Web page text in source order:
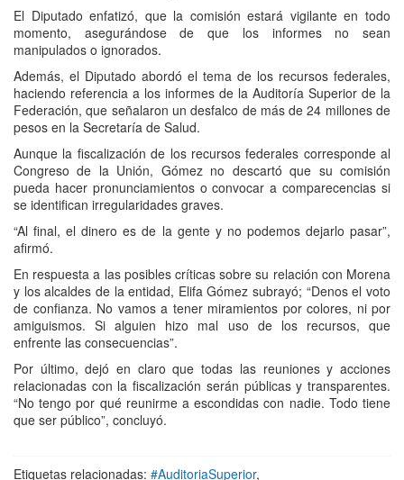
El Diputado enfatizó, que la comisión estará vigilante en todo
momento, asegurándose de que los informes no sean
manipulados o ignorados.
Además, el Diputado abordó el tema de los recursos federales,
haciendo referencia a los informes de la Auditoría Superior de la
Federación, que señalaron un desfalco de más de 24 millones de
pesos en la Secretaría de Salud.
Aunque la fiscalización de los recursos federales corresponde al
Congreso de la Unión, Gómez no descartó que su comisión
pueda hacer pronunciamientos o convocar a comparecencias si
se identifican irregularidades graves.
“Al final, el dinero es de la gente y no podemos dejarlo pasar”,
afirmó.
En respuesta a las posibles críticas sobre su relación con Morena
y los alcaldes de la entidad, Elifa Gómez subrayó; “Denos el voto
de confianza. No vamos a tener miramientos por colores, ni por
amiguismos. Si alguien hizo mal uso de los recursos, que
enfrente las consecuencias”.
Por último, dejó en claro que todas las reuniones y acciones
relacionadas con la fiscalización serán públicas y transparentes.
“No tengo por qué reunirme a escondidas con nadie. Todo tiene
que ser público”, concluyó.
Etiquetas relacionadas: #AuditoriaSuperior,